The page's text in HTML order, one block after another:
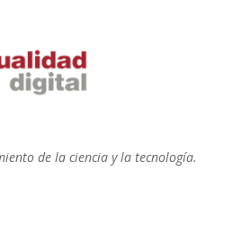
de la ciencia y la tecnología.